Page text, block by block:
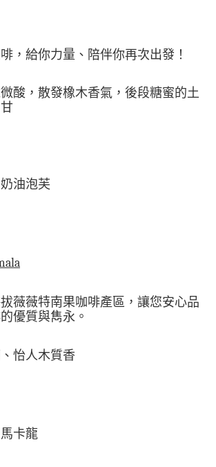
，給你力量、陪伴你再次出發！
酸，散發橡木香氣，後段糖蜜的土
油泡芙
薇薇特南果咖啡產區，讓您安心品
優質與雋永。
怡人木質香
卡龍